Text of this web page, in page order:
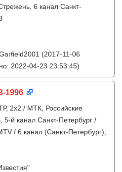
6 канал Санкт-
(2017-11-06
2022-04-23 23:53:45)
1996
2х2 / МТК, Российские
5-й канал Санкт-Петербург /
/ 6 канал (Санкт-Петербург),